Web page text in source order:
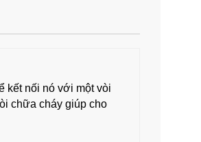
kết nối nó với một vòi
chữa cháy giúp cho